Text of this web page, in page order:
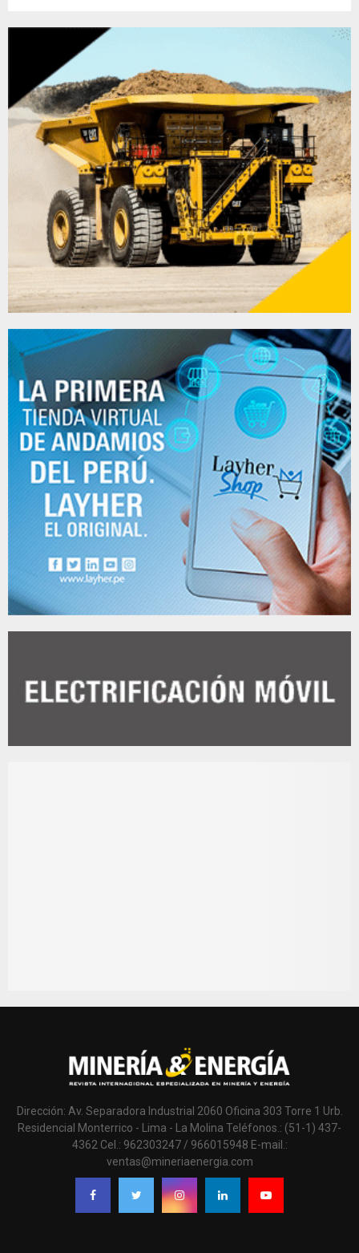
Dirección: Av. Separadora Industrial 2060 Oficina 303 Torre 1 Urb.
Residencial Monterrico - Lima - La Molina Teléfonos.: (51-1) 437-
4362 Cel.: 962303247 / 966015948 E-mail.:
ventas@mineriaenergia.com